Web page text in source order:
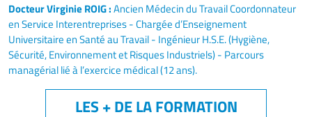
Docteur Virginie ROIG :Ancien Médecin du Travail Coordonnateur
en Service Interentreprises - Chargée d’Enseignement
Universitaire en Santé au Travail - Ingénieur H.S.E. (Hygiène,
Sécurité, Environnement et Risques Industriels) - Parcours
managérial lié à l’exercice médical (12 ans).